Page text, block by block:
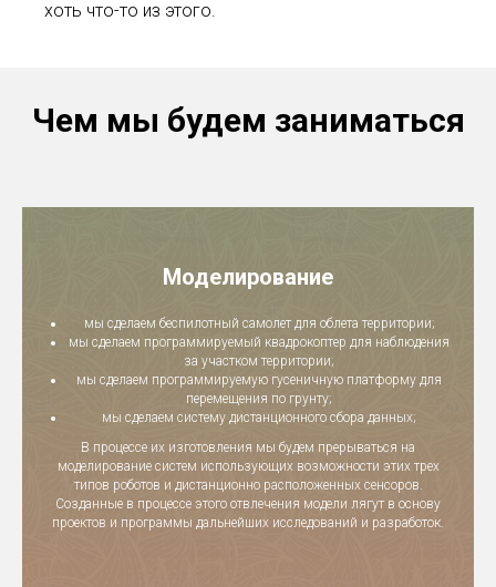
хоть что-то из этого.
Чем мы будем заниматься
Моделирование
мы сделаем беспилотный самолет для облета территории;
мы сделаем программируемый квадрокоптер для наблюдения
за участком территории;
мы сделаем программируемую гусеничную платформу для
перемещения по грунту;
мы сделаем систему дистанционного сбора данных;
В процессе их изготовления мы будем прерываться на
моделирование систем использующих возможности этих трех
типов роботов и дистанционно расположенных сенсоров.
Созданные в процессе этого отвлечения модели лягут в основу
проектов и программы дальнейших исследований и разработок.